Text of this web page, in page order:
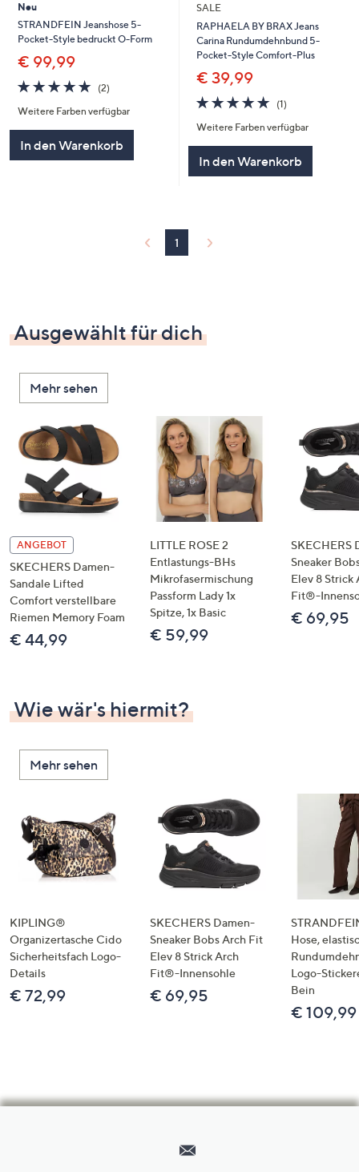
Neu
STRANDFEIN Jeanshose 5-
Pocket-Style bedruckt O-Form
€ 99,99
5.0
von
5
(2)2
Weitere Farben verfügbar
In den Warenkorb
SALE
RAPHAELA BY BRAX Jeans
Carina Rundumdehnbund 5-
Pocket-Style Comfort-Plus
€ 39,99
5.0
von
5
(1)1
Weitere Farben verfügbar
In den Warenkorb
1
Ausgewählt für dich
Mehr sehen
ANGEBOT
SKECHERS Damen-
Sandale Lifted
Comfort verstellbare
Riemen Memory Foam
€ 44,99
LITTLE ROSE 2
Entlastungs-BHs
Mikrofasermischung
Passform Lady 1x
Spitze, 1x Basic
€ 59,99
SKECHERS
Sneaker
Elev 8 Strick
Fit®-
€ 69,95
Wie wär's hiermit?
Mehr sehen
KIPLING®
Organizertasche Cido
Sicherheitsfach Logo-
Details
€ 72,99
SKECHERS Damen-
Sneaker Bobs Arch Fit
Elev 8 Strick Arch
Fit®-Innensohle
€ 69,95
Hose,
Logo-
Bein
€ 109,99